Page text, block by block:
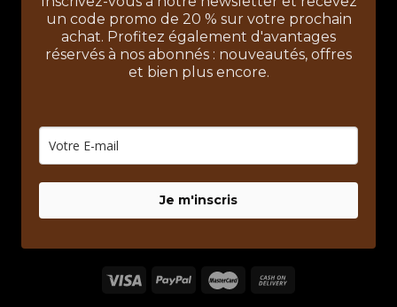
un code promo de 20 % sur votre prochain
achat. Profitez également d'avantages
réservés à nos abonnés : nouveautés, offres
et bien plus encore.
Je m'inscris